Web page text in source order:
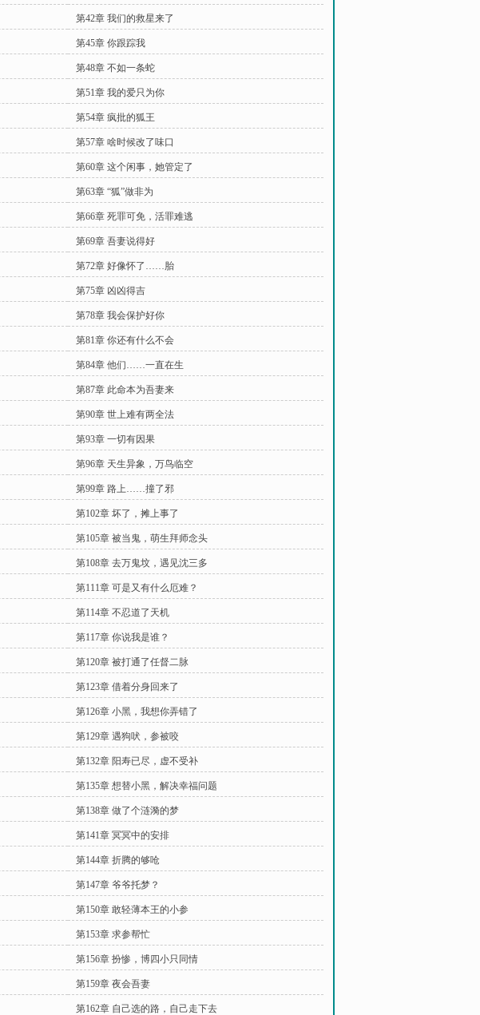
第42章 我们的救星来了
第45章 你跟踪我
第48章 不如一条蛇
第51章 我的爱只为你
第54章 疯批的狐王
第57章 啥时候改了味口
第60章 这个闲事，她管定了
第63章 “狐”做非为
第66章 死罪可免，活罪难逃
第69章 吾妻说得好
第72章 好像怀了……胎
第75章 凶凶得吉
第78章 我会保护好你
第81章 你还有什么不会
第84章 他们……一直在生
第87章 此命本为吾妻来
第90章 世上难有两全法
第93章 一切有因果
第96章 天生异象，万鸟临空
第99章 路上……撞了邪
第102章 坏了，摊上事了
第105章 被当鬼，萌生拜师念头
第108章 去万鬼坟，遇见沈三多
第111章 可是又有什么厄难？
第114章 不忍道了天机
第117章 你说我是谁？
第120章 被打通了任督二脉
第123章 借着分身回来了
第126章 小黑，我想你弄错了
第129章 遇狗吠，参被咬
第132章 阳寿已尽，虚不受补
第135章 想替小黑，解决幸福问题
第138章 做了个涟漪的梦
第141章 冥冥中的安排
第144章 折腾的够呛
第147章 爷爷托梦？
第150章 敢轻薄本王的小参
第153章 求参帮忙
第156章 扮惨，博四小只同情
第159章 夜会吾妻
第162章 自己选的路，自己走下去